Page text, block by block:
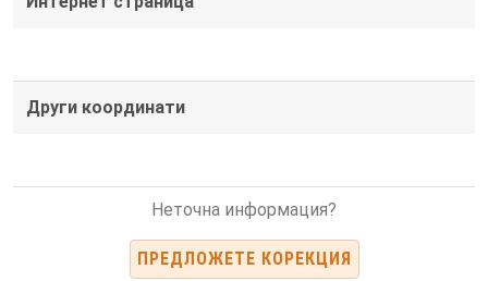
Други координати
Неточна информация?
ПРЕДЛОЖЕТЕ КОРЕКЦИЯ